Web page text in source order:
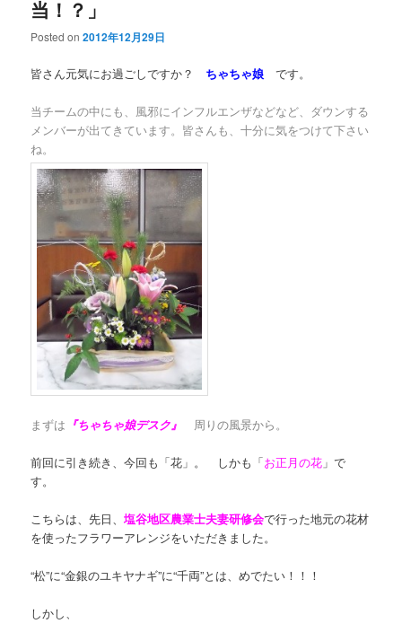
当！？」
Posted on2012年12月29日
皆さん元気にお過ごしですか？ ちゃちゃ娘 です。
当チームの中にも、風邪にインフルエンザなどなど、ダウンする
メンバーが出てきています。皆さんも、十分に気をつけて下さい
ね。
まずは 『ちゃちゃ娘デスク』 周りの風景から。
前回に引き続き、今回も「花」。 しかも「お正月の花 」で
す。
こちらは、先日、塩谷地区農業士夫妻研修会で行った地元の花材
を使ったフラワーアレンジをいただきました。
“松”に“金銀のユキヤナギ”に“千両”とは、めでたい！！！
しかし、